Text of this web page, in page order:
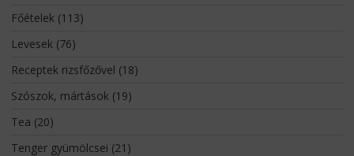
Főételek(113)
Levesek(76)
Receptek rizsfőzővel (18)
Szószok, mártások(19)
Tea (20)
Tenger gyümölcsei (21)